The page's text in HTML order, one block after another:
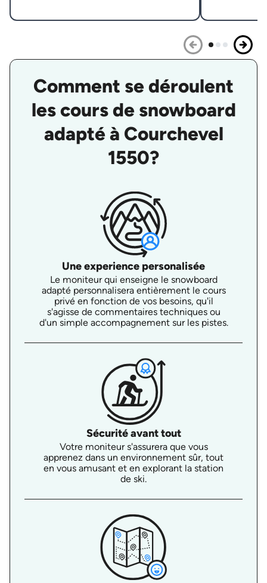
Comment se déroulent
les cours de snowboard
adapté à Courchevel
1550?
Une experience personalisée
Le moniteur qui enseigne le snowboard
adapté personnalisera entièrement le cours
privé en fonction de vos besoins, qu'il
s'agisse de commentaires techniques ou
d'un simple accompagnement sur les pistes.
Sécurité avant tout
Votre moniteur s'assurera que vous
apprenez dans un environnement sûr, tout
en vous amusant et en explorant la station
de ski.